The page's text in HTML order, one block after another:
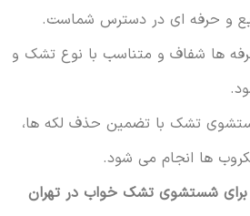
و حرفه ای در دسترس شماست.
ها شفاف و متناسب با نوع تشک و
تشک با تضمین حذف لکه ها،
ها انجام می شود.
شستشوی تشک خواب در تهران